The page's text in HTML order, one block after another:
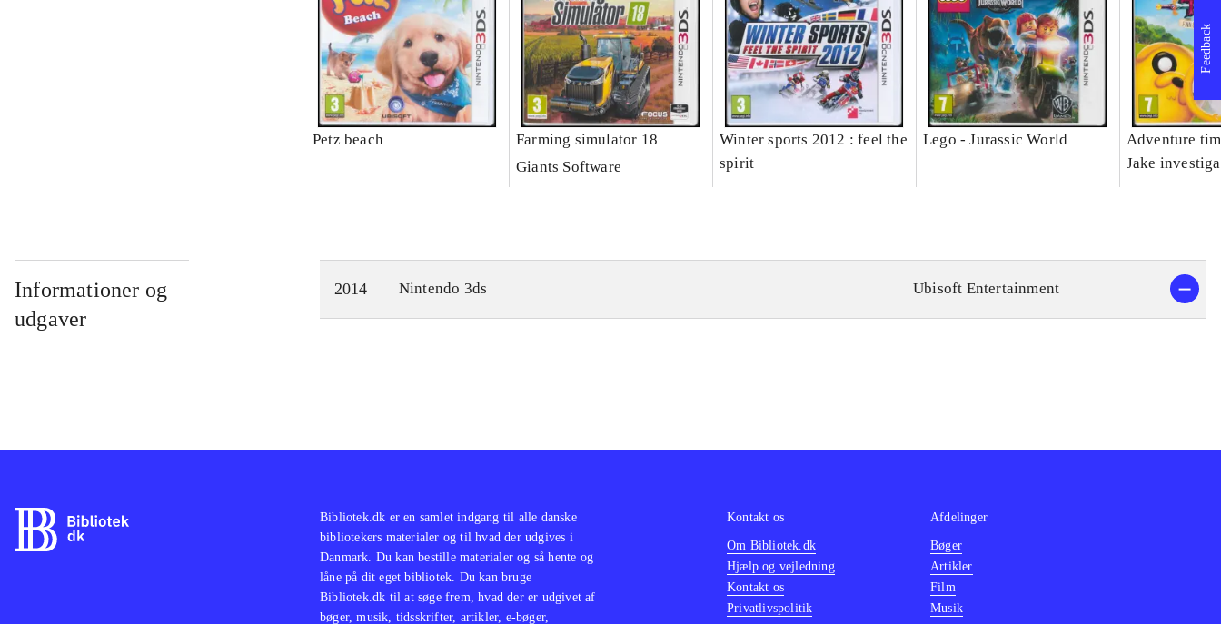
Petz beach
Farming simulator 18
Giants Software
Winter sports 2012 : feel the
spirit
Lego - Jurassic World
Adventure
Jake
Informationer og
udgaver
2014 Nintendo 3ds Ubisoft Entertainment
Feedback
Bibliotek.dk er en samlet indgang til alle danske
bibliotekers materialer og til hvad der udgives i
Danmark. Du kan bestille materialer og så hente og
låne på dit eget bibliotek. Du kan bruge
Bibliotek.dk til at søge frem, hvad der er udgivet af
bøger, musik, tidsskrifter, artikler, e-bøger,
Kontakt os
Om Bibliotek.dk
Hjælp og vejledning
Kontakt os
Privatlivspolitik
Afdelinger
Bøger
Artikler
Film
Musik